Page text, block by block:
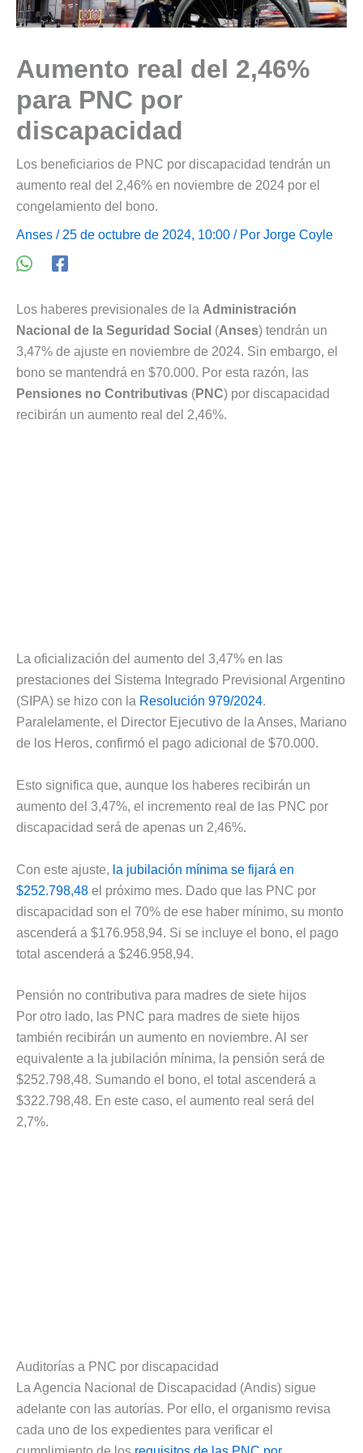
Aumento real del 2,46%
para PNC por
discapacidad
Los beneficiarios de PNC por discapacidad tendrán un
aumento real del 2,46% en noviembre de 2024 por el
congelamiento del bono.
Anses / 25 de octubre de 2024, 10:00 / Por Jorge Coyle
Los haberes previsionales de la Administración
Nacional de la Seguridad Social (Anses) tendrán un
3,47% de ajuste en noviembre de 2024. Sin embargo, el
bono se mantendrá en $70.000. Por esta razón, las
Pensiones no Contributivas (PNC) por discapacidad
recibirán un aumento real del 2,46%.
La oficialización del aumento del 3,47% en las
prestaciones del Sistema Integrado Previsional Argentino
(SIPA) se hizo con la Resolución 979/2024.
Paralelamente, el Director Ejecutivo de la Anses, Mariano
de los Heros, confirmó el pago adicional de $70.000.
Esto significa que, aunque los haberes recibirán un
aumento del 3,47%, el incremento real de las PNC por
discapacidad será de apenas un 2,46%.
Con este ajuste, la jubilación mínima se fijará en
$252.798,48 el próximo mes. Dado que las PNC por
discapacidad son el 70% de ese haber mínimo, su monto
ascenderá a $176.958,94. Si se incluye el bono, el pago
total ascenderá a $246.958,94.
Pensión no contributiva para madres de siete hijos
Por otro lado, las PNC para madres de siete hijos
también recibirán un aumento en noviembre. Al ser
equivalente a la jubilación mínima, la pensión será de
$252.798,48. Sumando el bono, el total ascenderá a
$322.798,48. En este caso, el aumento real será del
2,7%.
Auditorías a PNC por discapacidad
La Agencia Nacional de Discapacidad (Andis) sigue
adelante con las autorías. Por ello, el organismo revisa
cada uno de los expedientes para verificar el